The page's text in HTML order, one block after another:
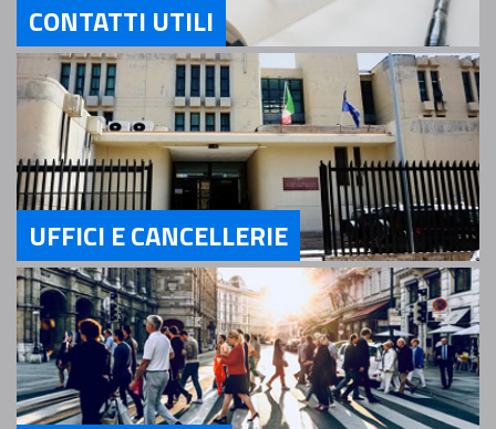
Servizi Contatti utili
CONTATTI UTILI
Servizi Uffici e Cancellerie
UFFICI E CANCELLERIE